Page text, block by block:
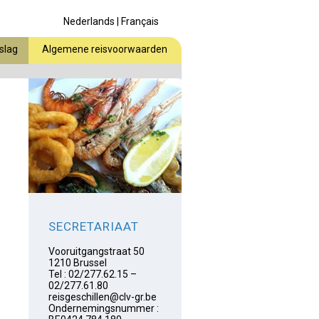
Nederlands Français
Algemene reisvoorwaarden
SECRETARIAAT
Vooruitgangstraat 50
1210 Brussel
Tel : 02/277.62.15 –
02/277.61.80
reisgeschillen@clv-gr.be
Ondernemingsnummer :